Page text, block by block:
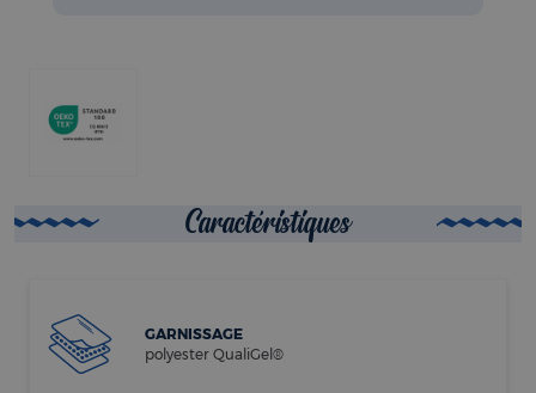
Caractéristiques
GARNISSAGE
polyester QualiGel®